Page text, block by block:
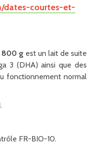
dates-courtes-et-
800 g est un lait de suite
3 (DHA) ainsi que des
fonctionnement normal
FR-BIO-10.